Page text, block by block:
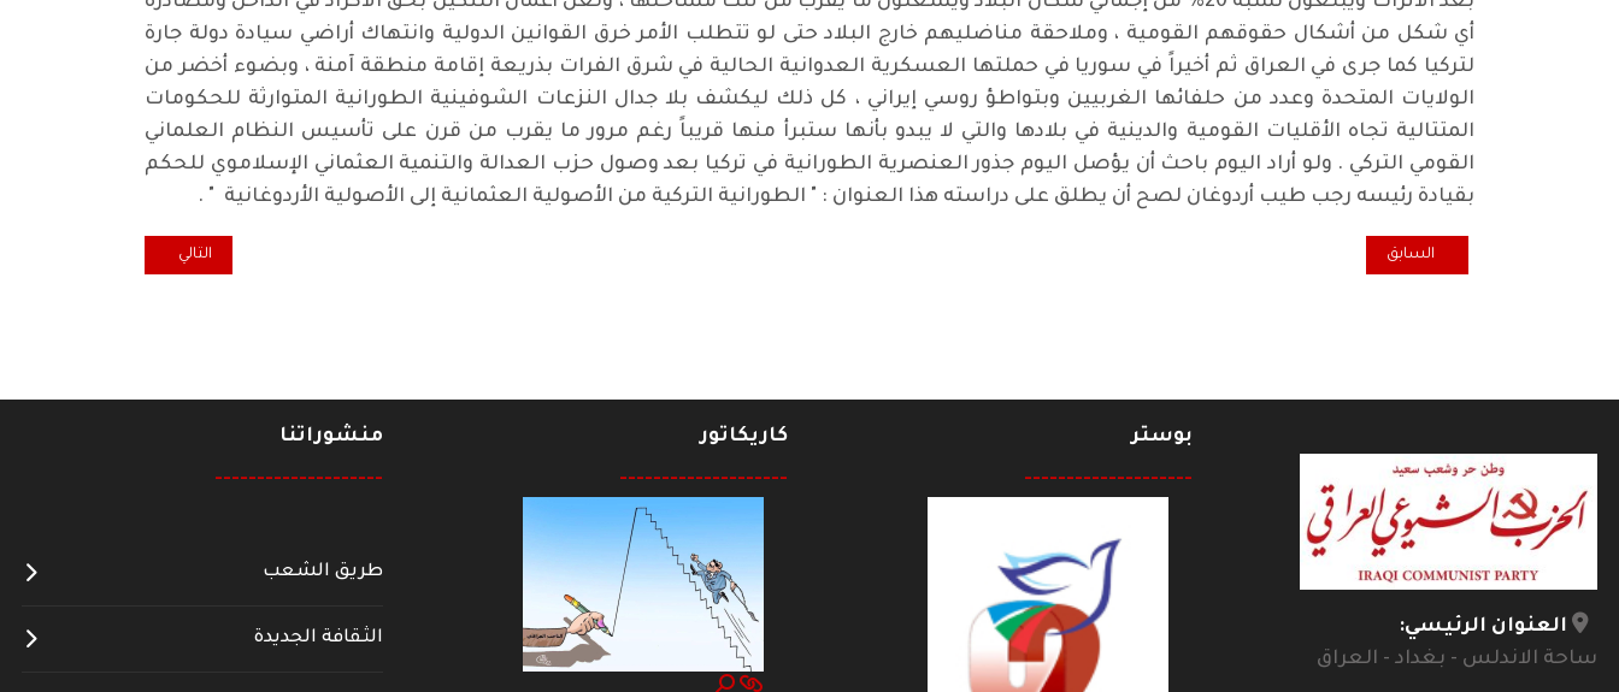
أي شكل من أشكال حقوقهم القومية ، وملاحقة مناضليهم خارج البلاد حتى لو تتطلب الأمر خرق القوانين الدولية وانتهاك أراضي سيادة دولة جارة
لتركيا كما جرى في العراق ثم أخيراً في سوريا في حملتها العسكرية العدوانية الحالية في شرق الفرات بذريعة إقامة منطقة آمنة ، وبضوء أخضر من
الولايات المتحدة وعدد من حلفائها الغربيين وبتواطؤ روسي إيراني ، كل ذلك ليكشف بلا جدال النزعات الشوفينية الطورانية المتوارثة للحكومات
المتتالية تجاه الأقليات القومية والدينية في بلادها والتي لا يبدو بأنها ستبرأ منها قريباً رغم مرور ما يقرب من قرن على تأسيس النظام العلماني
القومي التركي . ولو أراد اليوم باحث أن يؤصل اليوم جذور العنصرية الطورانية في تركيا بعد وصول حزب العدالة والتنمية العثماني الإسلاموي للحكم
بقيادة رئيسه رجب طيب أردوغان لصح أن يطلق على دراسته هذا العنوان : " الطورانية التركية من الأصولية العثمانية إلى الأصولية الأردوغانية " .
المقال السابق: وعبرنا جسر الجمهورية ... ؟
السابق المقال التالي: في ذكرى الوعد
التالي
العنوان الرئيسي:
ساحة الاندلس - بغداد - العراق
بوستر
--------------------
كاريكاتور
--------------------
منشوراتنا
--------------------
طريق الشعب
الثقافة الجديدة